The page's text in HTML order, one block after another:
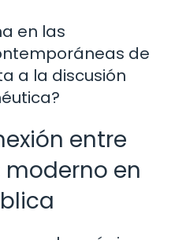
en las
de
a la discusión
entre
en